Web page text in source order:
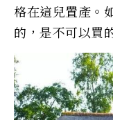
格在這兒置產。
的，是不可以買